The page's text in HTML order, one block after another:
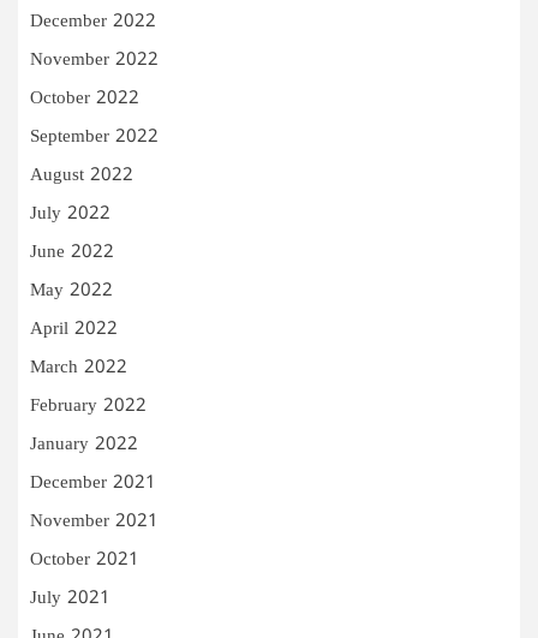
December 2022
November 2022
October 2022
September 2022
August 2022
July 2022
June 2022
May 2022
April 2022
March 2022
February 2022
January 2022
December 2021
November 2021
October 2021
July 2021